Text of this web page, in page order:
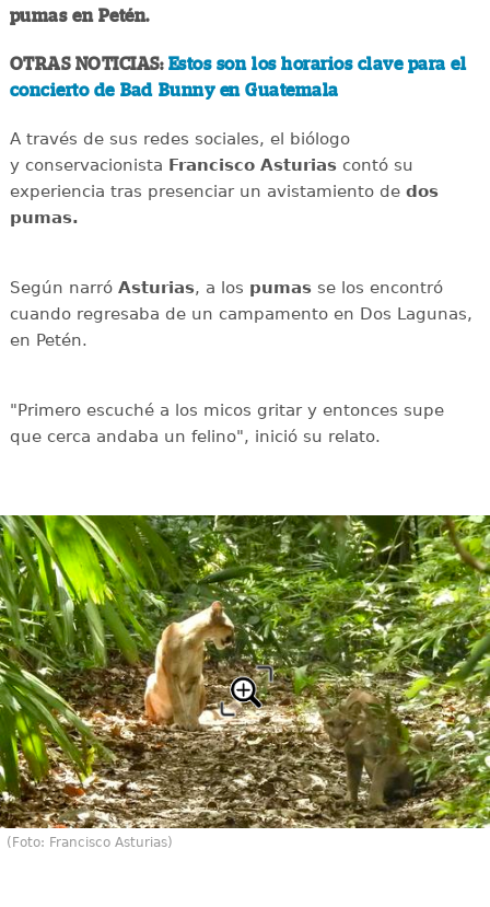
pumas en Petén.
OTRAS NOTICIAS: Estos son los horarios clave para el
concierto de Bad Bunny en Guatemala
A través de sus redes sociales, el biólogo
y conservacionista Francisco Asturiascontó su
experiencia tras presenciar un avistamiento de dos
pumas.
Según narró Asturias, a los pumasse los encontró
cuando regresaba de un campamento en Dos Lagunas,
en Petén.
"Primero escuché a los micos gritar y entonces supe
que cerca andaba un felino", inició su relato.
(Foto: Francisco Asturias)